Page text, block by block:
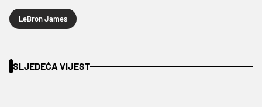
LeBron James
SLJEDEĆA VIJEST